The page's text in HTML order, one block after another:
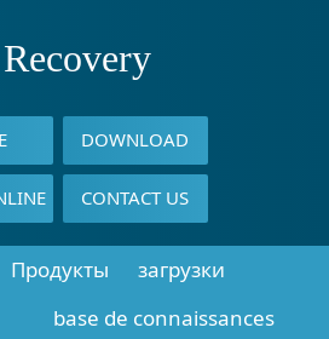
DOWNLOAD
CONTACT US
Продукты
загрузки
base de connaissances